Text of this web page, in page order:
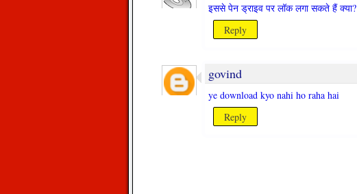
इससे पेन ड्राइव पर लॉक लगा सकते हैं क्या?
Reply
govind
ye download kyo nahi ho raha hai
Reply